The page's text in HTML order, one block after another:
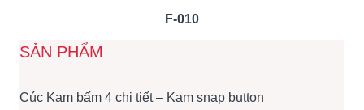
F-010
SẢN PHẨM
Cúc Kam bấm 4 chi tiết – Kam snap button